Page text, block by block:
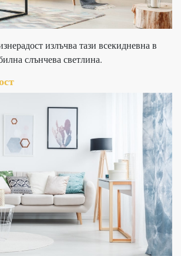
излъчва тази всекидневна в
слънчева светлина.